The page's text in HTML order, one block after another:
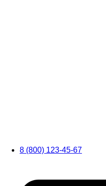
8 (800) 123-45-67